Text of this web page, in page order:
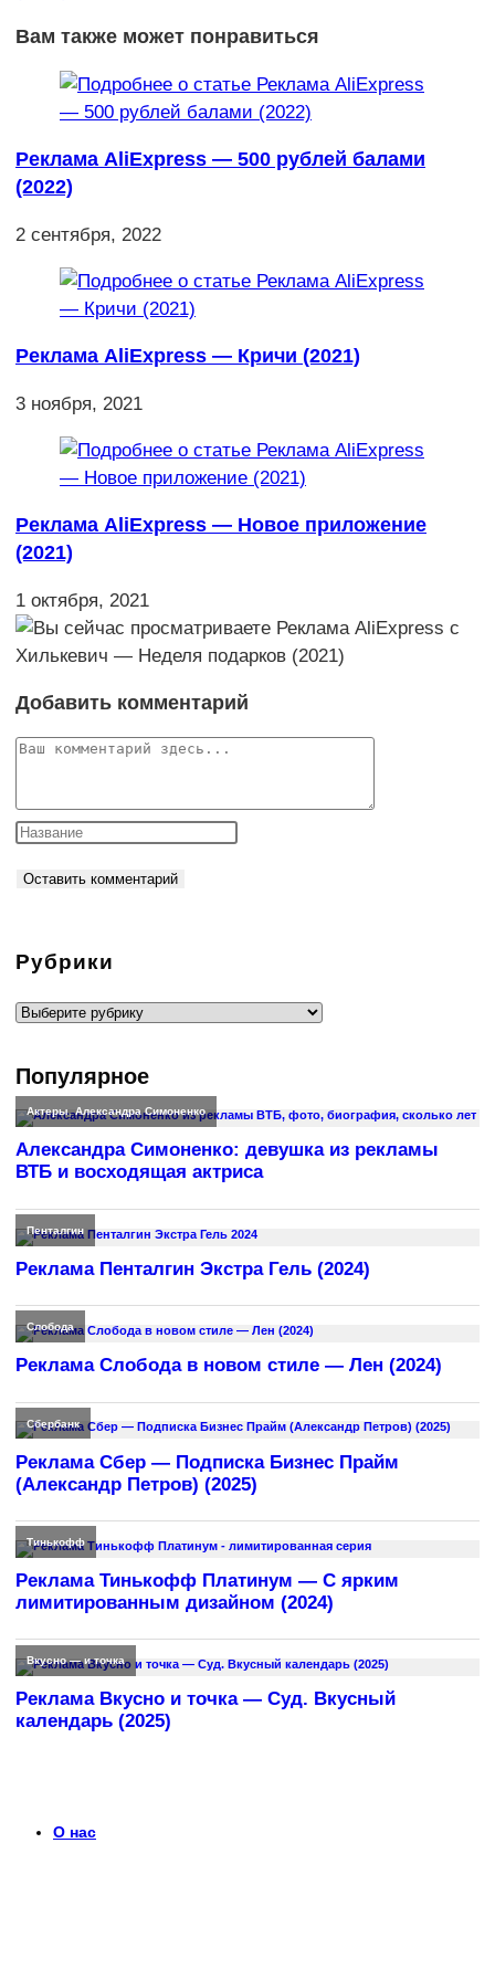
Вам также может понравиться
Реклама AliExpress — 500 рублей балами
(2022)
2 сентября, 2022
Реклама AliExpress — Кричи (2021)
3 ноября, 2021
Реклама AliExpress — Новое приложение
(2021)
1 октября, 2021
Добавить комментарий
Комментарий
Рубрики
Рубрики
Популярное
Актеры,Александра Симоненко
Александра Симоненко: девушка из рекламы
ВТБ и восходящая актриса
Пенталгин
Реклама Пенталгин Экстра Гель (2024)
Слобода
Реклама Слобода в новом стиле — Лен (2024)
Сбербанк
Реклама Сбер — Подписка Бизнес Прайм
(Александр Петров) (2025)
Тинькофф
Реклама Тинькофф Платинум — С ярким
лимитированным дизайном (2024)
Вкусно — и точка
Реклама Вкусно и точка — Суд. Вкусный
календарь (2025)
О нас